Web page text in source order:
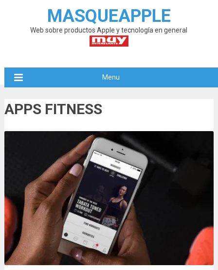
MASQUEAPPLE
Web sobre productos Apple y tecnología en general
Menu
APPS FITNESS